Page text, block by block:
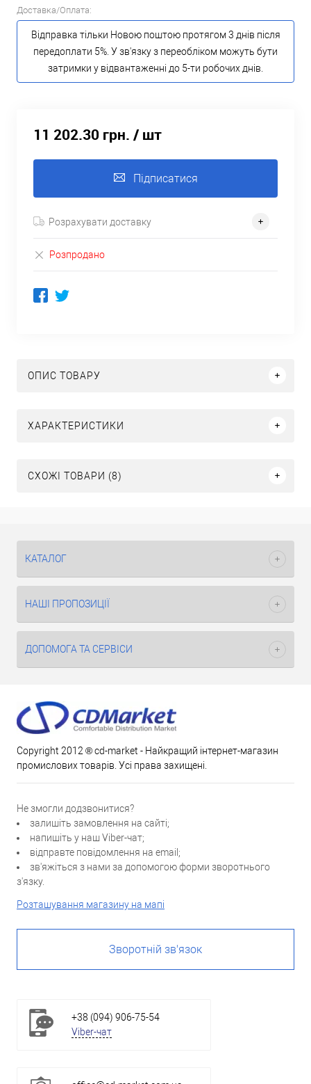
Доставка/Оплата:
Відправка тільки Новою поштою протягом 3 днів після
передоплати 5%. У зв'язку з переобліком можуть бути
затримки у відвантаженні до 5-ти робочих днів.
11 202.30 грн. / шт
Підписатися
Розрахувати доставку
Розпродано
ОПИС ТОВАРУ
ХАРАКТЕРИСТИКИ
СХОЖІ ТОВАРИ (8)
КАТАЛОГ
НАШІ ПРОПОЗИЦІЇ
ДОПОМОГА ТА СЕРВІСИ
Copyright 2012 ® cd-market - Найкращий інтернет-магазин
промислових товарів. Усі права захищені.
Не змогли додзвонитися?
залишіть замовлення на сайті;
напишіть у наш Viber-чат;
відправте повідомлення на email;
зв'яжіться з нами за допомогою форми зворотнього
з'язку.
Розташування магазину на мапі
Зворотній зв'язок
+38 (094) 906-75-54
Viber-чат